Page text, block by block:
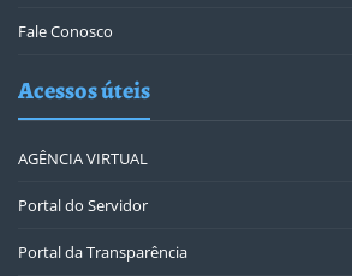
Fale Conosco
Acessos úteis
AGÊNCIA VIRTUAL
Portal do Servidor
Portal da Transparência